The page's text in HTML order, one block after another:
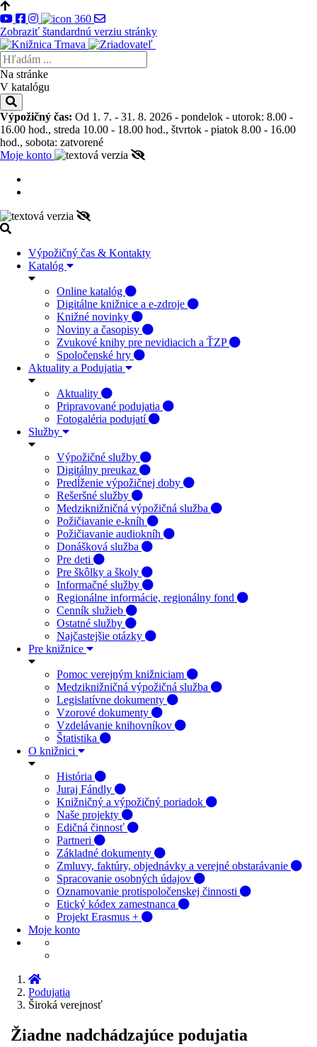
Zobraziť štandardnú verziu stránky
Na stránke
V katalógu
Výpožičný čas: Od 1. 7. - 31. 8. 2026 - pondelok - utorok: 8.00 -
16.00 hod., streda 10.00 - 18.00 hod., štvrtok - piatok 8.00 - 16.00
hod., sobota: zatvorené
Moje konto
Výpožičný čas & Kontakty
Katalóg
Online katalóg
Digitálne knižnice a e-zdroje
Knižné novinky
Noviny a časopisy
Zvukové knihy pre nevidiacich a ŤZP
Spoločenské hry
Aktuality a Podujatia
Aktuality
Pripravované podujatia
Fotogaléria podujatí
Služby
Výpožičné služby
Digitálny preukaz
Predĺženie výpožičnej doby
Rešeršné služby
Medziknižničná výpožičná služba
Požičiavanie e-kníh
Požičiavanie audiokníh
Donášková služba
Pre deti
Pre škôlky a školy
Informačné služby
Regionálne informácie, regionálny fond
Cenník služieb
Ostatné služby
Najčastejšie otázky
Pre knižnice
Pomoc verejným knižniciam
Medziknižničná výpožičná služba
Legislatívne dokumenty
Vzorové dokumenty
Vzdelávanie knihovníkov
Štatistika
O knižnici
História
Juraj Fándly
Knižničný a výpožičný poriadok
Naše projekty
Edičná činnosť
Partneri
Základné dokumenty
Zmluvy, faktúry, objednávky a verejné obstarávanie
Spracovanie osobných údajov
Oznamovanie protispoločenskej činnosti
Etický kódex zamestnanca
Projekt Erasmus +
Moje konto
Podujatia
Široká verejnosť
Žiadne nadchádzajúce podujatia